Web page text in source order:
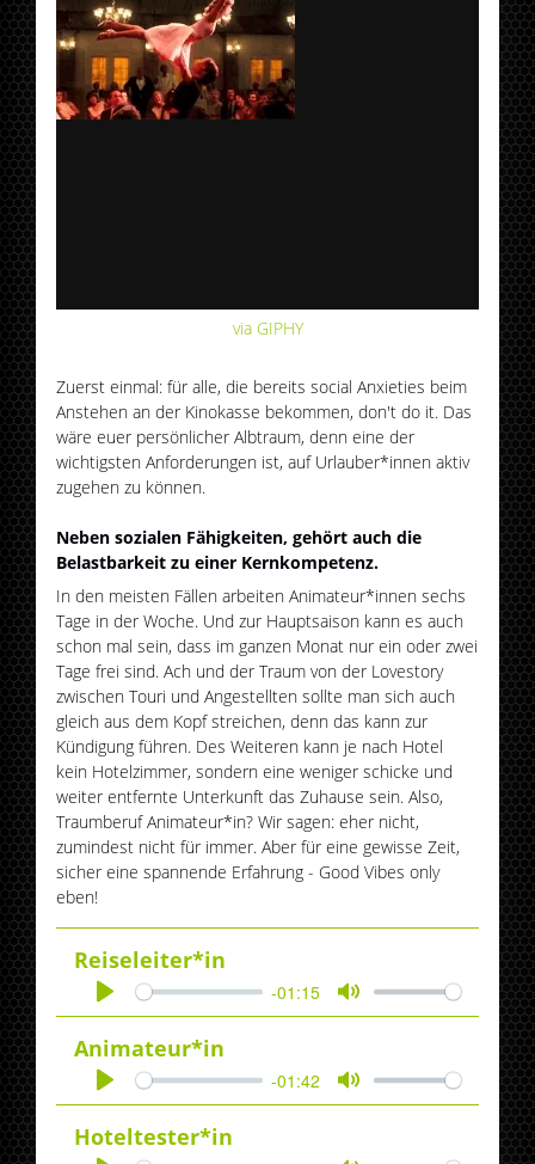
via GIPHY
Zuerst einmal: für alle, die bereits social Anxieties beim
Anstehen an der Kinokasse bekommen, don't do it. Das
wäre euer persönlicher Albtraum, denn eine der
wichtigsten Anforderungen ist, auf Urlauber*innen aktiv
zugehen zu können.
Neben sozialen Fähigkeiten, gehört auch die
Belastbarkeit zu einer Kernkompetenz.
In den meisten Fällen arbeiten Animateur*innen sechs
Tage in der Woche. Und zur Hauptsaison kann es auch
schon mal sein, dass im ganzen Monat nur ein oder zwei
Tage frei sind. Ach und der Traum von der Lovestory
zwischen Touri und Angestellten sollte man sich auch
gleich aus dem Kopf streichen, denn das kann zur
Kündigung führen. Des Weiteren kann je nach Hotel
kein Hotelzimmer, sondern eine weniger schicke und
weiter entfernte Unterkunft das Zuhause sein. Also,
Traumberuf Animateur*in? Wir sagen: eher nicht,
zumindest nicht für immer. Aber für eine gewisse Zeit,
sicher eine spannende Erfahrung - Good Vibes only
eben!
Reiseleiter*in
Play
-01:15
Mute
Animateur*in
Play
-01:42
Mute
Hoteltester*in